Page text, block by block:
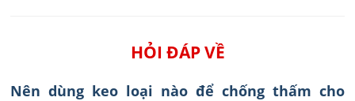
HỎI ĐÁP VỀ
Nên dùng keo loại nào để chống thấm cho